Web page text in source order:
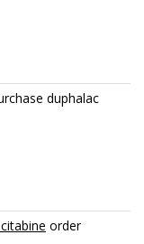
duphalac
order